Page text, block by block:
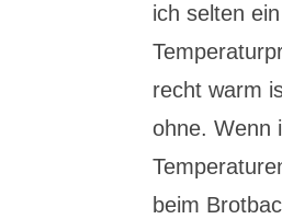
ich selten ein
recht warm
ohne. Wenn
beim